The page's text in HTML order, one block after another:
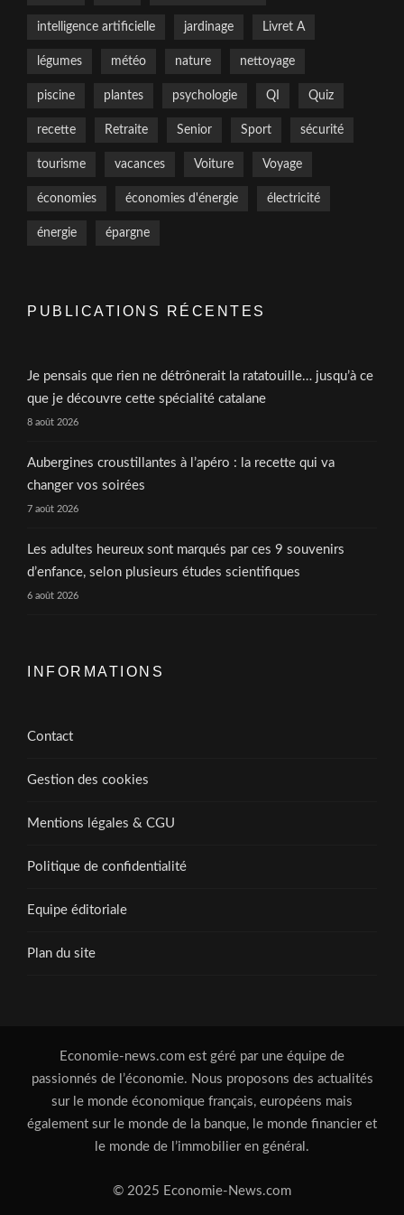
intelligence artificielle jardinage Livret A
légumes météo nature nettoyage
piscine plantes psychologie QI Quiz
recette Retraite Senior Sport sécurité
tourisme vacances Voiture Voyage
économies économies d'énergie électricité
énergie épargne
PUBLICATIONS RÉCENTES
Je pensais que rien ne détrônerait la ratatouille… jusqu’à ce
que je découvre cette spécialité catalane
8 août 2026
Aubergines croustillantes à l’apéro : la recette qui va
changer vos soirées
7 août 2026
Les adultes heureux sont marqués par ces 9 souvenirs
d’enfance, selon plusieurs études scientifiques
6 août 2026
INFORMATIONS
Contact
Gestion des cookies
Mentions légales & CGU
Politique de confidentialité
Equipe éditoriale
Plan du site
Economie-news.com est géré par une équipe de
passionnés de l’économie. Nous proposons des actualités
sur le monde économique français, européens mais
également sur le monde de la banque, le monde financier et
le monde de l’immobilier en général.
© 2025 Economie-News.com